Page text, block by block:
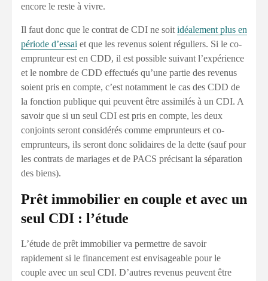
encore le reste à vivre.
Il faut donc que le contrat de CDI ne soit idéalement plus en
période d’essai et que les revenus soient réguliers. Si le co-
emprunteur est en CDD, il est possible suivant l’expérience
et le nombre de CDD effectués qu’une partie des revenus
soient pris en compte, c’est notamment le cas des CDD de
la fonction publique qui peuvent être assimilés à un CDI. A
savoir que si un seul CDI est pris en compte, les deux
conjoints seront considérés comme emprunteurs et co-
emprunteurs, ils seront donc solidaires de la dette (sauf pour
les contrats de mariages et de PACS précisant la séparation
des biens).
Prêt immobilier en couple et avec un
seul CDI : l’étude
L’étude de prêt immobilier va permettre de savoir
rapidement si le financement est envisageable pour le
couple avec un seul CDI. D’autres revenus peuvent être